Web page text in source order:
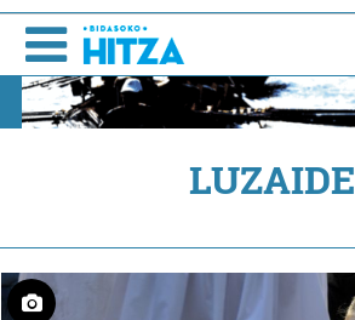
LUZAIDE